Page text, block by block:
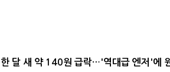
한 달 새 약 140원 급락…'역대급 엔저'에